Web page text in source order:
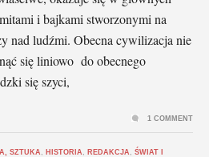
i bajkami stworzonymi na
nad ludźmi. Obecna cywilizacja nie
się liniowo do obecnego
się szyci,
SZTUKA HISTORIA REDAKCJA
ŚWIAT I
1 COMMENT